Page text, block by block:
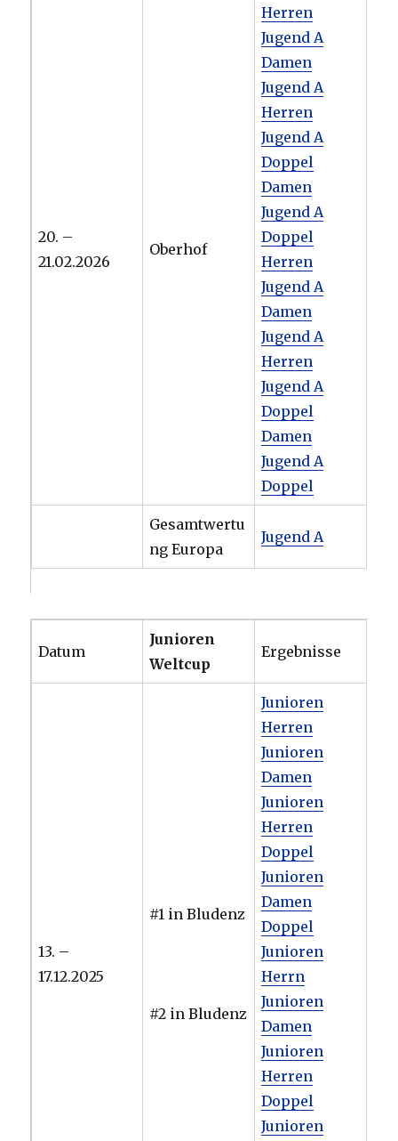
20. –
21.02.2026
Oberhof
Herren
Jugend A
Damen
Jugend A
Herren
Jugend A
Doppel
Damen
Jugend A
Doppel
Herren
Jugend A
Damen
Jugend A
Herren
Jugend A
Doppel
Damen
Jugend A
Doppel
Gesamtwertu
ng Europa
Jugend A
Datum
Junioren
Weltcup
Ergebnisse
13. –
17.12.2025
#1 in Bludenz
#2 in Bludenz
Junioren
Herren
Junioren
Damen
Junioren
Herren
Doppel
Junioren
Damen
Doppel
Junioren
Herrn
Junioren
Damen
Junioren
Herren
Doppel
Junioren